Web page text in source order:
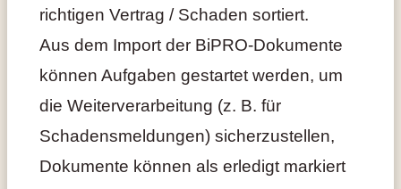
richtigen Vertrag / Schaden sortiert.
Aus dem Import der BiPRO-Dokumente
können Aufgaben gestartet werden, um
die Weiterverarbeitung (z. B. für
Schadensmeldungen) sicherzustellen,
Dokumente können als erledigt markiert